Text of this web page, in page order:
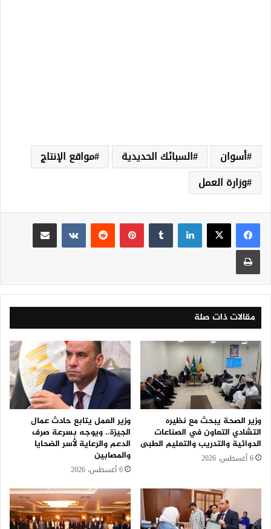
أسوان السبائك الحديدية
مواقع الإنتاج
وزارة العمل
لينكدإن بينتيريست
مقالات ذات صلة
وزير الصحة يبحث مع نظيره
التشادي التعاون في الصناعات
الدوائية والتدريب والتعليم الطبى
6 أغسطس، 2026
وزير العمل يتابع حادث عمال
الجيزة.. ويوجه بسرعة صرف
الدعم والرعاية لأسر الضحايا
والمصابين
6 أغسطس، 2026